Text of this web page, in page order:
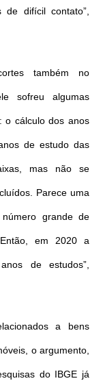
de difícil contato”,
também no
sofreu algumas
o cálculo dos anos
de estudo das
mas não se
Parece uma
grande de
em 2020 a
de estudos”,
a bens
o argumento,
do IBGE já